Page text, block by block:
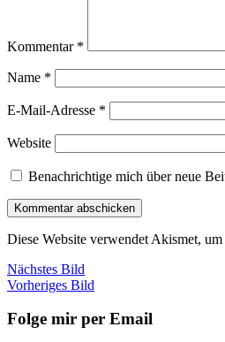
Kommentar *
Name *
E-Mail-Adresse *
Website
Benachrichtige mich über neue
Diese Website verwendet Akismet,
Nächstes Bild
Vorheriges Bild
Folge mir per Email